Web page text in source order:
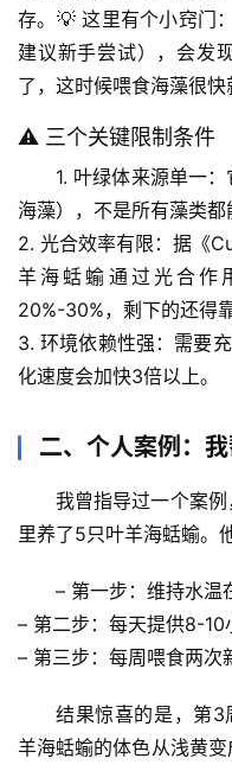
页
题
列
自
存。💡 这里有个小窍门：
建议新手尝试），会发
了，这时候喂食海藻很快
⚠️ 三个关键限制条件
1. 叶绿体来源单一
海藻），不是所有藻类都
2. 光合效率有限 ：据《
羊海蛞蝓通过光合作
20%-30%，剩下的还得靠
3. 环境依赖性强 ：需要
化速度会加快3倍以上。
二、个人案例：
我曾指导过一个案
里养了5只叶羊海蛞蝓。
– 第一步 ：维持水
– 第二步 ：每天提供8-10
– 第三步 ：每周喂食两次
结果惊喜的是，第
羊海蛞蝓的体色从浅黄